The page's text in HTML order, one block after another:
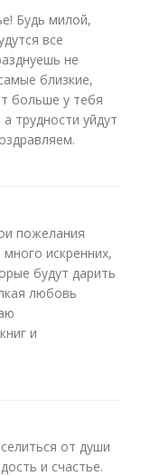
Будь милой,
все
не
близкие,
больше у тебя
трудности уйдут
пожелания
искренних,
будут дарить
любовь
и
от души
и счастье.